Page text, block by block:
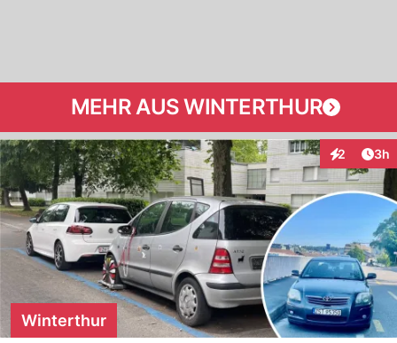
MEHR AUS WINTERTHUR
2 3h
Winterthur